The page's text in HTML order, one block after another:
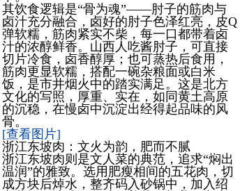
其饮食逻辑是“骨为魂”——肘子的筋肉与
卤汁充分融合，卤好的肘子色泽红亮，皮Q
弹软糯，筋肉紧实不柴，每一口都带着卤
汁的浓醇鲜香。山西人吃酱肘子，可直接
切片冷食，卤香醇厚；也可蒸热后食用，
筋肉更显软糯，搭配一碗杂粮面或白米
饭，是市井烟火中的踏实满足。这是北方
文化的写照，厚重、实在，如同黄土高原
的沉稳，在慢卤中沉淀出经得起品味的风
骨。
[查看图片]
浙江东坡肉：文火为韵，肥而不腻
浙江东坡肉则是文人菜的典范，追求“焖出
温润”的雅致。选用肥瘦相间的五花肉，切
成方块后焯水，整齐码入砂锅中，加入绍